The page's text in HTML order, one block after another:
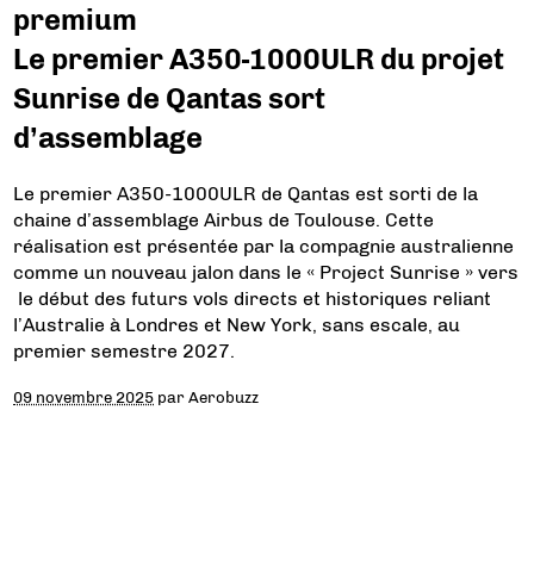
premium
Le premier A350-1000ULR du projet
Sunrise de Qantas sort
d’assemblage
Le premier A350-1000ULR de Qantas est sorti de la
chaine d’assemblage Airbus de Toulouse. Cette
réalisation est présentée par la compagnie australienne
comme un nouveau jalon dans le « Project Sunrise » vers
le début des futurs vols directs et historiques reliant
l’Australie à Londres et New York, sans escale, au
premier semestre 2027.
09 novembre 2025 parAerobuzz